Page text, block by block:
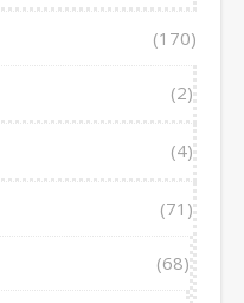
(170)
(2)
(4)
(71)
(68)